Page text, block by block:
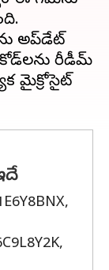
అప్‌డేట్
రీడీమ్
మైక్రోసైట్